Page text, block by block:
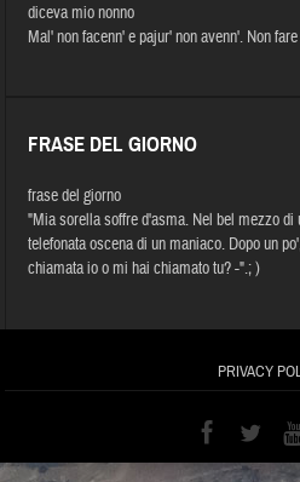
diceva mio nonno
Mal' non facenn' e pajur' non avenn'. Non
FRASE DEL GIORNO
frase del giorno
"Mia sorella soffre d'asma. Nel bel mezzo
telefonata oscena di un maniaco. Dopo un
chiamata io o mi hai chiamato tu? -".; )
PRIVACY